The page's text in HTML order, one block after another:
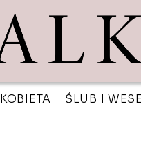
KOBIETA ŚLUB I